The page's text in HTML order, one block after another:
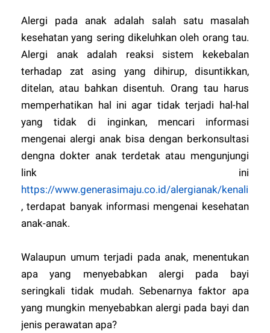
Alergi pada anak adalah salah satu masalah
kesehatan yang sering dikeluhkan oleh orang tau.
Alergi anak adalah reaksi sistem kekebalan
terhadap zat asing yang dihirup, disuntikkan,
ditelan, atau bahkan disentuh. Orang tau harus
memperhatikan hal ini agar tidak terjadi hal-hal
yang tidak di inginkan, mencari informasi
mengenai alergi anak bisa dengan berkonsultasi
dengna dokter anak terdetak atau mengunjungi
link ini
https://www.generasimaju.co.id/alergianak/kenali
, terdapat banyak informasi mengenai kesehatan
anak-anak.
Walaupun umum terjadi pada anak, menentukan
apa yang menyebabkan alergi pada bayi
seringkali tidak mudah. Sebenarnya faktor apa
yang mungkin menyebabkan alergi pada bayi dan
jenis perawatan apa?